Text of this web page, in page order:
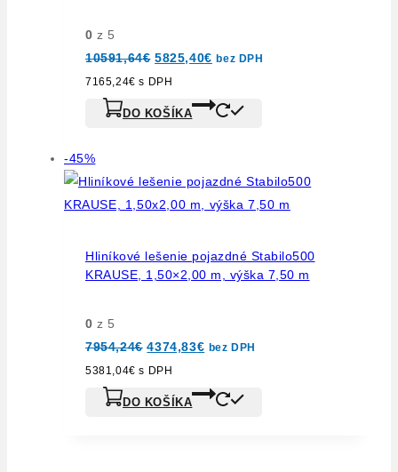
0 z 5
10591,64€ Pôvodná
cena
bola:
5825,40€Aktuálna
cena
bez DPH
7165,24€ s DPH
DO KOŠÍKA
-45%Výrobok
na
predaj
Hliníkové lešenie pojazdné Stabilo500
KRAUSE, 1,50×2,00 m, výška 7,50 m
0 z 5
7954,24€ Pôvodná
cena
bola:
4374,83€Aktuálna
cena
bez DPH
5381,04€ s DPH
DO KOŠÍKA